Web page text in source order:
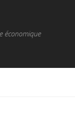
économique